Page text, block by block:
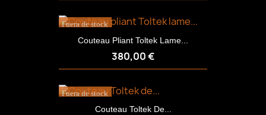
Couteau Pliant Toltek Lame...
380,00 €
Fuera de stock
Couteau Toltek De...
Fuera de stock